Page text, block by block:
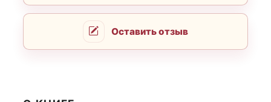
Оставить отзыв